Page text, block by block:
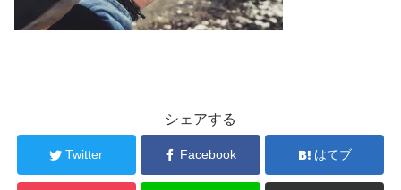
シェアする
Twitter Facebook はてブ